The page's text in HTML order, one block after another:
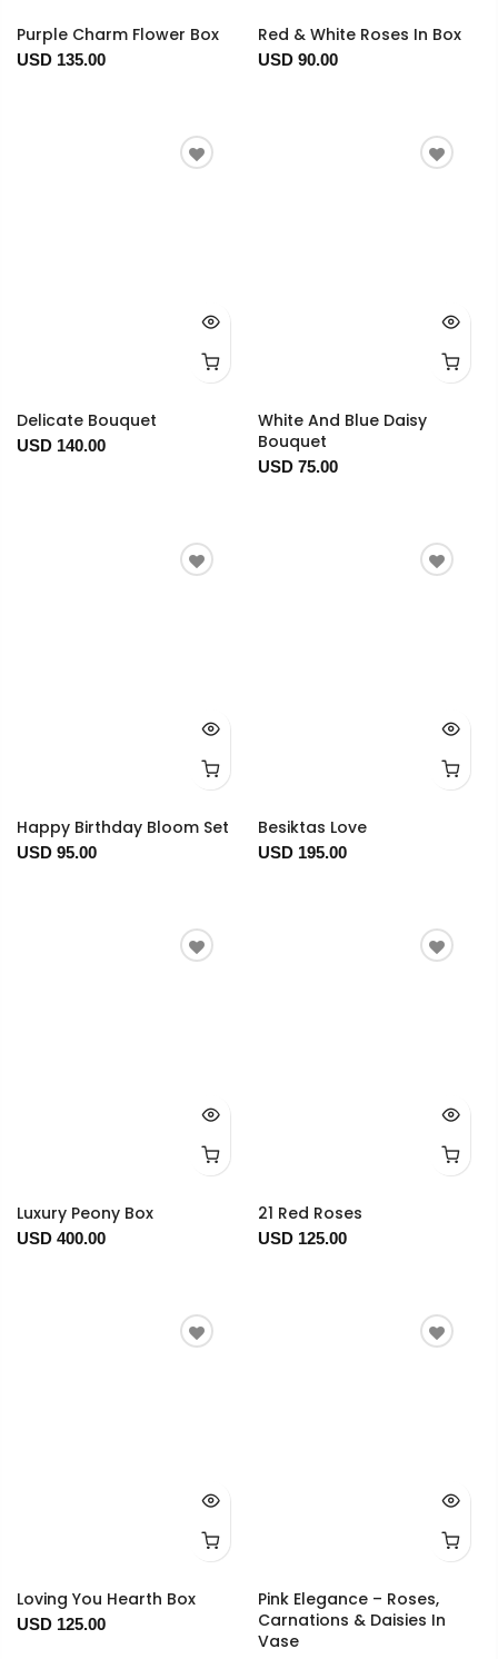
Purple Charm Flower Box
USD 135.00
Red & White Roses In Box
USD 90.00
Delicate Bouquet
USD 140.00
White And Blue Daisy
Bouquet
USD 75.00
Happy Birthday Bloom Set
USD 95.00
Besiktas Love
USD 195.00
Luxury Peony Box
USD 400.00
21 Red Roses
USD 125.00
Loving You Hearth Box
USD 125.00
Pink Elegance – Roses,
Carnations & Daisies In
Vase